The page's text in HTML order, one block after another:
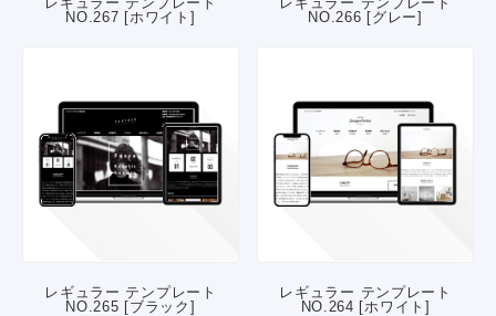
NO.267 [ホワイト]
NO.266 [グレー]
レギュラー テンプレート
NO.265 [ブラック]
レギュラー テンプレート
NO.264 [ホワイト]